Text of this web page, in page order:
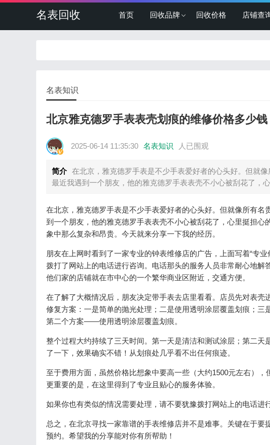
名表回收 首页 回收品牌 回收价格 店铺查
名表知识
北京雅克德罗手表表壳划痕的维修价格多少钱
2025-06-14 11:35:30 名表知识 人已围观
简介 在北京，雅克德罗手表是不少手表爱好者的心头好。但就
最近我遇到一个朋友，他的雅克德罗手表表壳不小心被刮花了，
在北京，雅克德罗手表是不少手表爱好者的心头好。但就像所有
到一个朋友，他的雅克德罗手表表壳不小心被刮花了，心里挺担
象中那么复杂和昂贵。今天就来分享一下我的经历。
朋友在上网时看到了一家专业的钟表维修店的广告，上面写着“专
拨打了网站上的电话进行咨询。电话那头的服务人员非常耐心地解
他们家的店铺就在市中心的一个繁华商业区附近，交通方便。
在了解了大概情况后，朋友决定带手表去店里看看。店员先对表
修复方案：一是简单的抛光处理；二是使用透明涂层覆盖划痕；
第二个方案——使用透明涂层覆盖划痕。
整个过程大约持续了三天时间。第一天是清洁和测试涂层；第二
了一下，效果确实不错！从划痕处几乎看不出任何痕迹。
至于费用方面，虽然价格比想象中要高一些（大约1500元左右）
更重要的是，在这里得到了专业且贴心的服务体验。
如果你也有类似的情况需要处理，请不要犹豫拨打网站上的电话进
总之，在北京寻找一家靠谱的手表维修店并不是难事。关键在于
预约。希望我的分享能对你有所帮助！